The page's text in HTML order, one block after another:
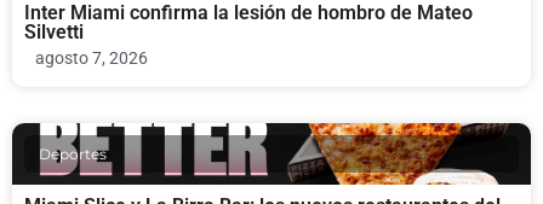
Inter Miami confirma la lesión de hombro de Mateo
Silvetti
agosto 7, 2026
Deportes